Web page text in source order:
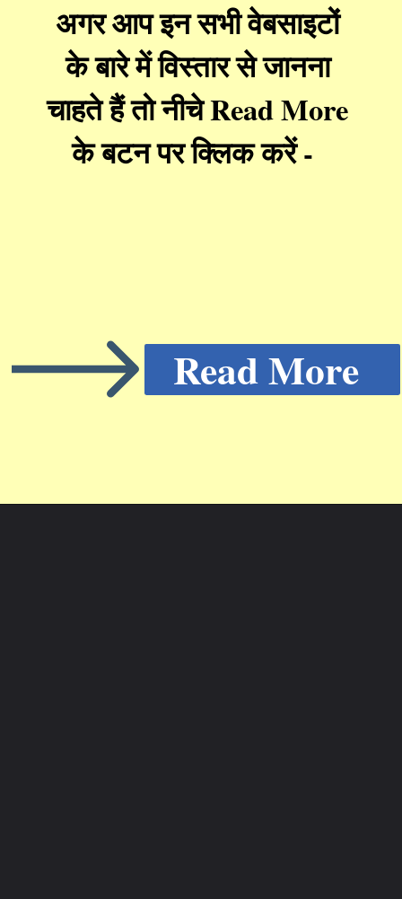
अगर आप इन सभी वेबसाइटों
के बारे में विस्तार से जानना
चाहते हैं तो नीचे Read More
के बटन पर क्लिक करें -
Read More